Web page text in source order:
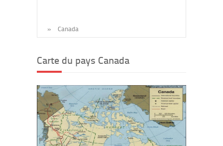
» Canada
Carte du pays Canada